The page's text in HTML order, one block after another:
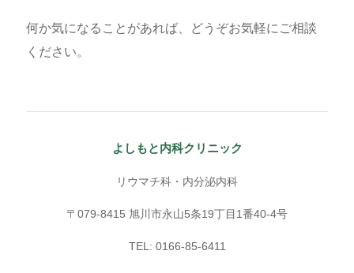
何か気になることがあれば、どうぞお気軽にご相談
ください。
よしもと内科クリニック
リウマチ科・内分泌内科
〒079-8415 旭川市永山5条19丁目1番40-4号
TEL: 0166-85-6411